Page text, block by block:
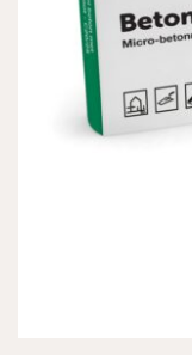
WAAR BEN